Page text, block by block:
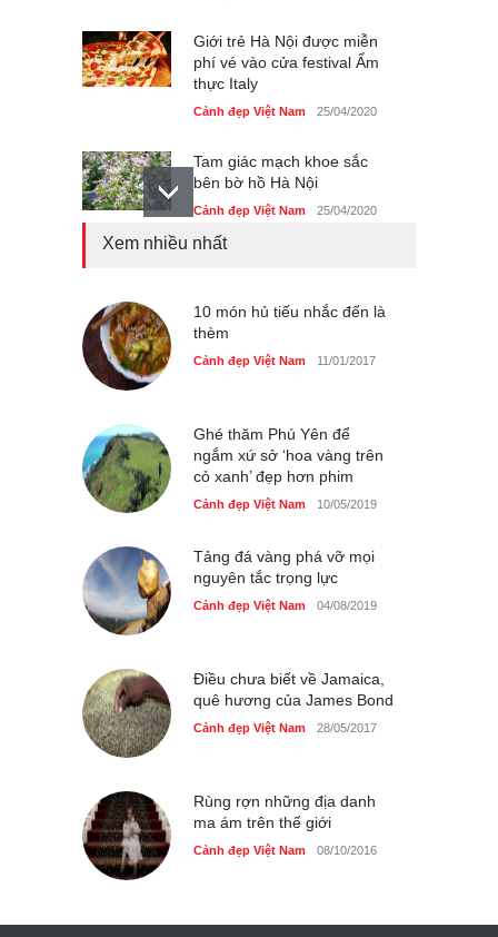
Giới trẻ Hà Nội được miễn
phí vé vào cửa festival Ẩm
thực Italy
Cảnh đẹp Việt Nam 25/04/2020
Tam giác mạch khoe sắc
bên bờ hồ Hà Nội
Cảnh đẹp Việt Nam 25/04/2020
Cảnh đẹp Việt Nam 24/04/2020
Những món ăn đồng quê
Xem nhiều nhất
10 món hủ tiếu nhắc đến là
thèm
Cảnh đẹp Việt Nam 11/01/2017
Ghé thăm Phú Yên để
ngắm xứ sở ‘hoa vàng trên
cỏ xanh’ đẹp hơn phim
Cảnh đẹp Việt Nam 10/05/2019
Tảng đá vàng phá vỡ mọi
nguyên tắc trọng lực
Cảnh đẹp Việt Nam 04/08/2019
Điều chưa biết về Jamaica,
quê hương của James Bond
Cảnh đẹp Việt Nam 28/05/2017
Rùng rợn những địa danh
ma ám trên thế giới
Cảnh đẹp Việt Nam 08/10/2016